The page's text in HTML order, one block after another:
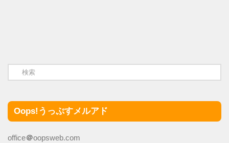
Oops!うっぷすメルアド
office＠oopsweb.com